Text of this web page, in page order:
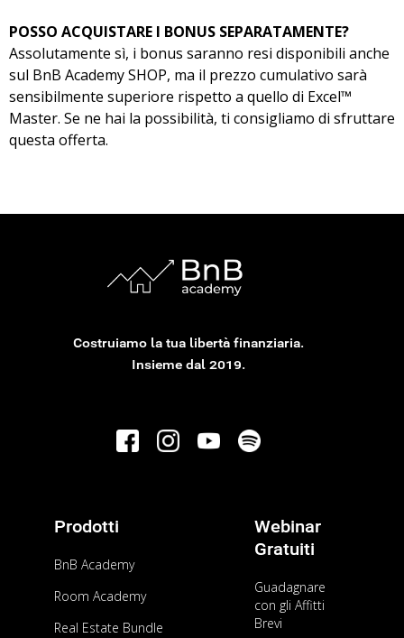
POSSO ACQUISTARE I BONUS SEPARATAMENTE?
Assolutamente sì, i bonus saranno resi disponibili anche
sul BnB Academy SHOP, ma il prezzo cumulativo sarà
sensibilmente superiore rispetto a quello di Excel™
Master. Se ne hai la possibilità, ti consigliamo di sfruttare
questa offerta.
Costruiamo la tua libertà finanziaria.
Insieme dal 2019.
Prodotti
BnB Academy
Room Academy
Real Estate Bundle
Webinar
Gratuiti
Guadagnare
con gli Affitti
Brevi